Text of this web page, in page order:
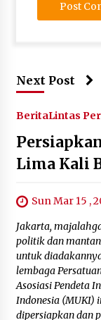
Next Post
BeritaLintas
Lima Kali
Sun Mar 15 ,
Jakarta,
politik dan mantan
untuk
lembaga
Asosiasi Pendeta
Indonesia (MUKI)
dipersiapkan dan